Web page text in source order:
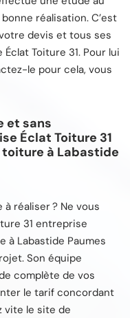
réalisation. C’est
devis et tous ses
Toiture 31. Pour lui
le pour cela, vous
et sans
Éclat Toiture 31
à Labastide
réaliser ? Ne vous
31 entreprise
à Labastide Paumes
Son équipe
complète de vos
le tarif concordant
vite le site de